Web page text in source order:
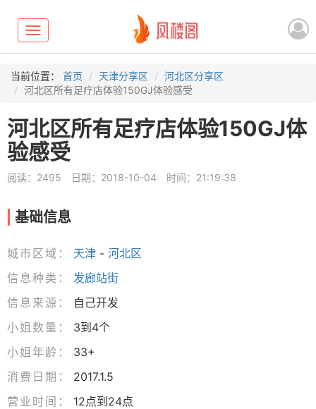
Toggle
navigation
当前位置： 首页 天津分享区
河北区分享区
河北区所有足疗店体验150GJ体验感受
河北区所有足疗店体验150GJ体
验感受
阅读：2495 日期：2018-10-04 时间：21:19:38
基础信息
城市区域： 天津 - 河北区
信息种类：
发廊站街
信息来源：
自己开发
小姐数量：
3到4个
小姐年龄：
33+
消费日期：
2017.1.5
营业时间：
12点到24点